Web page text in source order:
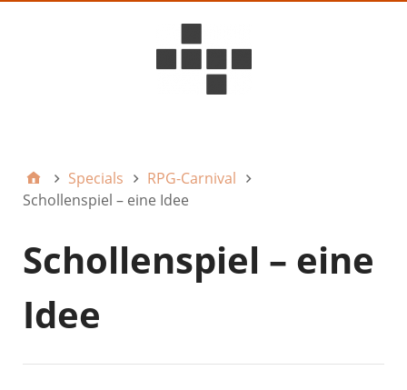
Specials
RPG-Carnival
Schollenspiel – eine Idee
Schollenspiel – eine
Idee